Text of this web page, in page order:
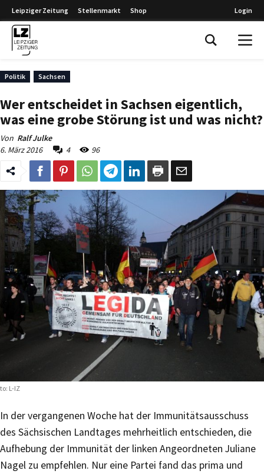
Leipziger Zeitung Stellenmarkt Shop Login
Politik Sachsen
Wer entscheidet in Sachsen eigentlich,
was eine grobe Störung ist und was nicht?
Von Ralf Julke
6. März 2016
4 96
L-IZ
In der vergangenen Woche hat der Immunitätsausschuss
des Sächsischen Landtages mehrheitlich entschieden, die
Aufhebung der Immunität der linken Angeordneten Juliane
Nagel zu empfehlen. Nur eine Partei fand das prima und